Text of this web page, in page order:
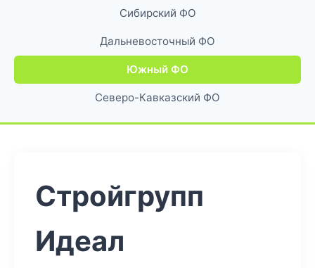
Сибирский ФО
Дальневосточный ФО
Южный ФО
Северо-Кавказский ФО
Стройгрупп
Идеал